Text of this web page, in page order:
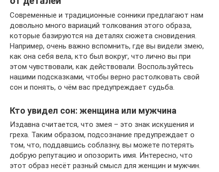
Современные и традиционные сонники предлагают нам
довольно много вариаций толкования этого образа,
которые базируются на деталях сюжета сновидения.
Например, очень важно вспомнить, где вы видели змею,
как она себя вела, кто был вокруг, что лично вы при
этом чувствовали, как действовали. Воспользуйтесь
нашими подсказками, чтобы верно растолковать свой
сон и понять, о чём вас предупреждает судьба.
Кто увидел сон: женщина или мужчина
Издавна считается, что змея – это знак искушения и
греха. Таким образом, подсознание предупреждает о
том, что, поддавшись соблазну, вы можете потерять
добрую репутацию и опозорить имя. Интересно, что
этот образ несёт разный смысл для женщин и мужчин.